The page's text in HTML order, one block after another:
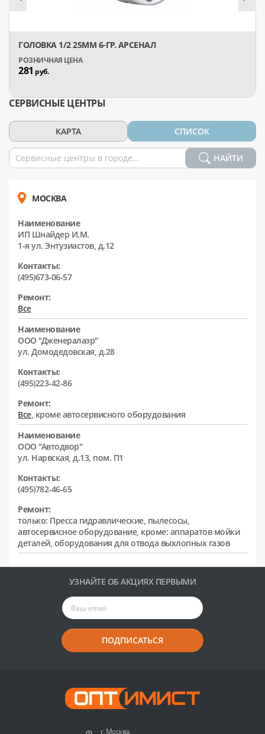
ГОЛОВКА 1/2 25ММ 6-ГР. АРСЕНАЛ
281 руб.
СЕРВИСНЫЕ ЦЕНТРЫ
КАРТА СПИСОК
НАЙТИ
МОСКВА
Наименование
ИП Шнайдер И.М.
1-я ул. Энтузиастов, д.12
Контакты:
(495)673-06-57
Ремонт:
Все
Наименование
ООО "Дженералаэр"
ул. Домодедовская, д.28
Контакты:
(495)223-42-86
Ремонт:
Все, кроме автосервисного оборудования
Наименование
ООО "Автодвор"
ул. Нарвская, д.13, пом. П1
Контакты:
(495)782-46-65
Ремонт:
только: Пресса гидравлические, пылесосы,
автосервисное оборудование, кроме: аппаратов мойки
деталей, оборудования для отвода выхлопных газов
УЗНАЙТЕ ОБ АКЦИЯХ ПЕРВЫМИ
ПОДПИСАТЬСЯ
г. Москва,